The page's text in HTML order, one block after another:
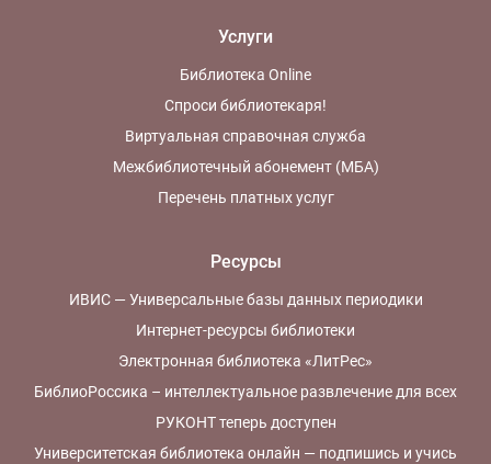
Услуги
Библиотека Online
Спроси библиотекаря!
Виртуальная справочная служба
Межбиблиотечный абонемент (МБА)
Перечень платных услуг
Ресурсы
ИВИС — Универсальные базы данных периодики
Интернет-ресурсы библиотеки
Электронная библиотека «ЛитРес»
БиблиоРоссика – интеллектуальное развлечение для всех
РУКОНТ теперь доступен
Университетская библиотека онлайн — подпишись и учись